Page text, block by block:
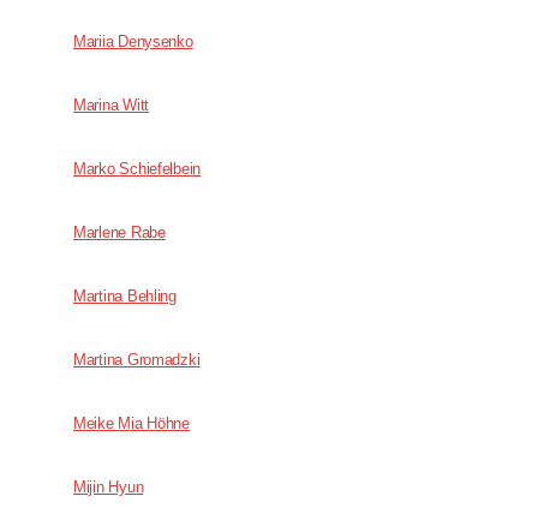
Mariia Denysenko
Marina Witt
Marko Schiefelbein
Marlene Rabe
Martina Behling
Martina Gromadzki
Meike Mia Höhne
Mijin Hyun